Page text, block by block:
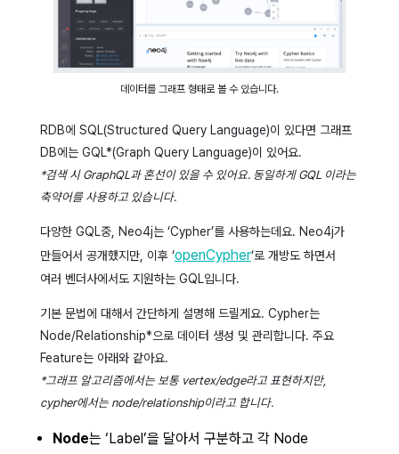
데이터를 그래프 형태로 볼 수 있습니다.
RDB에 SQL(Structured Query Language)이 있다면 그래프
DB에는 GQL*(Graph Query Language)이 있어요.
*검색 시 GraphQL과 혼선이 있을 수 있어요. 동일하게 GQL 이라는
축약어를 사용하고 있습니다.
다양한 GQL중, Neo4j는 ‘Cypher’를 사용하는데요. Neo4j가
만들어서 공개했지만, 이후 ‘openCypher‘로 개방도 하면서
여러 벤더사에서도 지원하는 GQL입니다.
기본 문법에 대해서 간단하게 설명해 드릴게요. Cypher는
Node/Relationship*으로 데이터 생성 및 관리합니다. 주요
Feature는 아래와 같아요.
*그래프 알고리즘에서는 보통 vertex/edge라고 표현하지만,
cypher에서는 node/relationship이라고 합니다.
Node는 ‘Label’을 달아서 구분하고 각 Node